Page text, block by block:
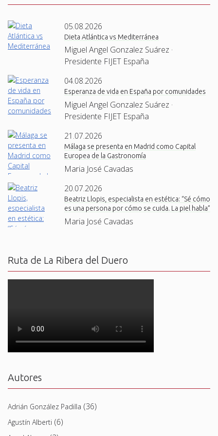
05.08.2026
Dieta Atlántica vs Mediterránea
Miguel Angel Gonzalez Suárez ·
Presidente FIJET España
04.08.2026
Esperanza de vida en España por comunidades
Miguel Angel Gonzalez Suárez ·
Presidente FIJET España
21.07.2026
Málaga se presenta en Madrid como Capital
Europea de la Gastronomía
Maria José Cavadas
20.07.2026
Beatriz Llopis, especialista en estética: “Sé cómo
es una persona por cómo se cuida. La piel habla”
Maria José Cavadas
Ruta de La Ribera del Duero
Autores
Adrián González Padilla (36)
Agustín Alberti (6)